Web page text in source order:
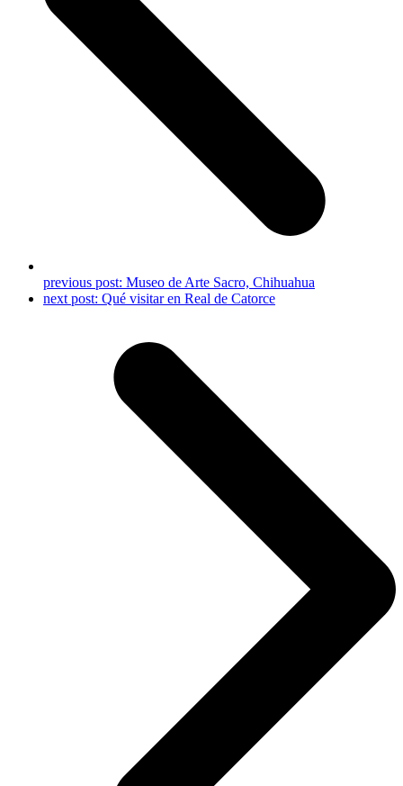
previous post: Museo de Arte Sacro, Chihuahua
next post: Qué visitar en Real de Catorce